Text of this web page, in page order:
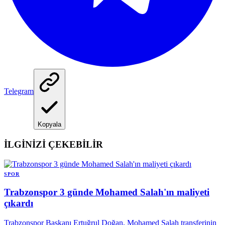
Telegram
Kopyala
İLGİNİZİ ÇEKEBİLİR
SPOR
Trabzonspor 3 günde Mohamed Salah'ın maliyeti
çıkardı
Trabzonspor Başkanı Ertuğrul Doğan, Mohamed Salah transferinin